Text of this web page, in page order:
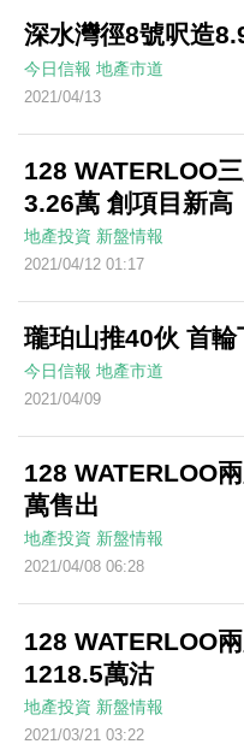
深水灣徑8號呎造
今日信報 地產市道
2021/04/13
128 WATERLOO
3.26萬 創項目新高
地產投資 新盤情報
2021/04/12 01:17
瓏珀山推40伙 首
今日信報 地產市道
2021/04/09
128 WATERLOO
萬售出
地產投資 新盤情報
2021/04/08 06:28
128 WATERLOO
1218.5萬沽
地產投資 新盤情報
2021/03/21 03:22